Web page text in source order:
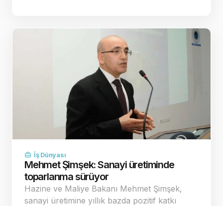
İş Dünyası
Mehmet Şimşek: Sanayi üretiminde
toparlanma sürüyor
Hazine ve Maliye Bakanı Mehmet Şimşek,
sanayi üretimine yıllık bazda pozitif katkı